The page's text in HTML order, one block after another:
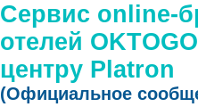
Сервис online-
отелей
центру Platron
(Официальное